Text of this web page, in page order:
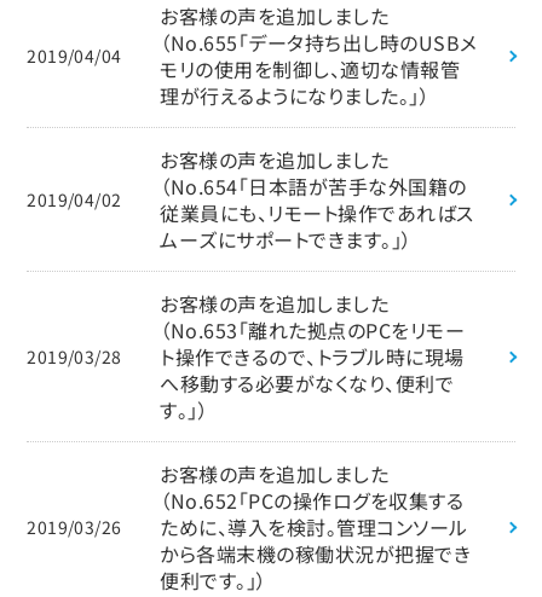
2019/04/04
お客様の声を追加しました
（No.655「データ持ち出し時のUSBメ
モリの使用を制御し、適切な情報管
理が行えるようになりました。」）
2019/04/02
お客様の声を追加しました
（No.654「日本語が苦手な外国籍の
従業員にも、リモート操作であればス
ムーズにサポートできます。」）
2019/03/28
お客様の声を追加しました
（No.653「離れた拠点のPCをリモー
ト操作できるので、トラブル時に現場
へ移動する必要がなくなり、便利で
す。」）
2019/03/26
お客様の声を追加しました
（No.652「PCの操作ログを収集する
ために、導入を検討。管理コンソール
から各端末機の稼働状況が把握でき
便利です。」）